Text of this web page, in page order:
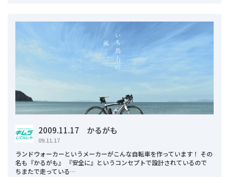
2009.11.17 かるがも
09.11.17
ランドウォーカーというメーカーがこんな自転車を作っています！ その
名も『かるがも』 『安全に』というコンセプトで設計されているので
ちまたで走っている…